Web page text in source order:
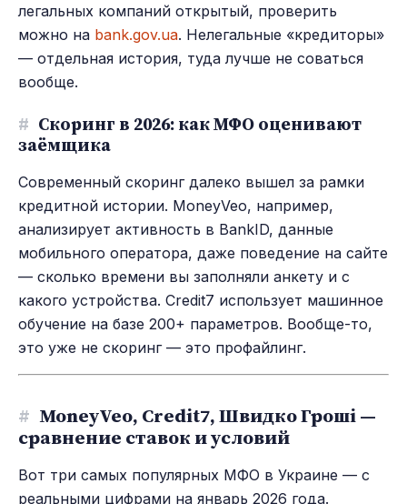
легальных компаний открытый, проверить
можно на bank.gov.ua. Нелегальные «кредиторы»
— отдельная история, туда лучше не соваться
вообще.
# Скоринг в 2026: как МФО оценивают
заёмщика
Современный скоринг далеко вышел за рамки
кредитной истории. MoneyVeo, например,
анализирует активность в BankID, данные
мобильного оператора, даже поведение на сайте
— сколько времени вы заполняли анкету и с
какого устройства. Credit7 использует машинное
обучение на базе 200+ параметров. Вообще-то,
это уже не скоринг — это профайлинг.
# MoneyVeo, Credit7, Швидко Гроші —
сравнение ставок и условий
Вот три самых популярных МФО в Украине — с
реальными цифрами на январь 2026 года.